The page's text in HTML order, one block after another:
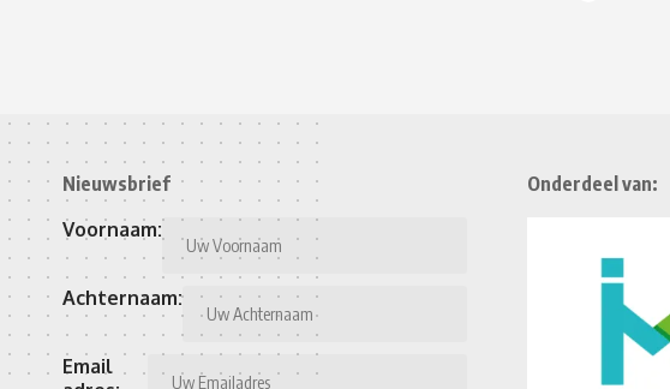
Nieuwsbrief
Voornaam:
Achternaam:
Email
Onderdeel van: